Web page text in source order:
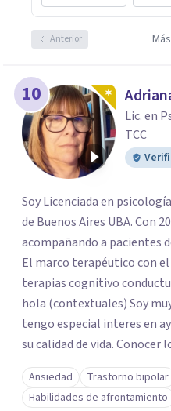
Anterior
10
Lic. en
TCC
Soy Licenciada en
de Buenos Aires UBA. Con
acompañando a pacientes
El marco terapéutico con
terapias cognitivo
hola (contextuales) Soy
tengo especial interes en
su calidad de vida. Conocer
en ello brindando las
momentos en la vida por
estados de ansiedad,
Ansiedad
Trastorno bipolar
Habilidades de afrontamiento